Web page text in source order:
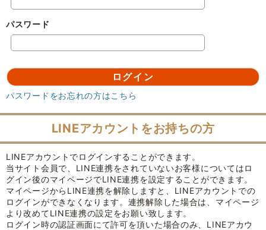
パスワード
パスワードをお忘れの方はこちら
LINEアカウントをお持ちの方
LINEアカウントでログインすることができます。
当サイト会員で、LINE連携をされていないお客様についてはロ
グイン後のマイページでLINE連携を設定することができます。
マイページからLINE連携を解除しますと、LINEアカウントでの
ログインができなくなります。連携解除した場合は、マイページ
より改めてLINE連携の設定をお願い致します。
ログイン時の認証画面にて許可を頂いた場合のみ、LINEアカウ